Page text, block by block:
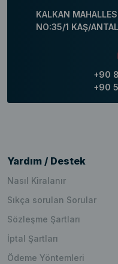
KALKAN
NO:35/1 KAŞ/
+90
+90
Yardım / Destek
Nasıl Kiralanır
Sıkça sorulan Sorular
Sözleşme Şartları
İptal Şartları
Ödeme Yöntemleri